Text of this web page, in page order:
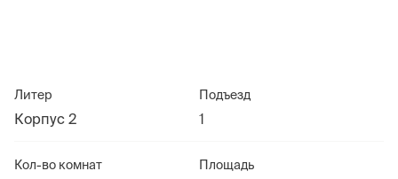
Литер
Корпус 2
Подъезд
1
Кол-во комнат Площадь